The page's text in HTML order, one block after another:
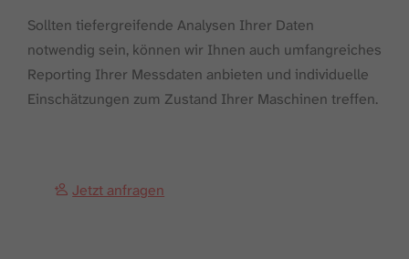
Sollten tiefergreifende Analysen Ihrer Daten
notwendig sein, können wir Ihnen auch umfangreiches
Reporting Ihrer Messdaten anbieten und individuelle
Einschätzungen zum Zustand Ihrer Maschinen treffen.
Jetzt anfragen